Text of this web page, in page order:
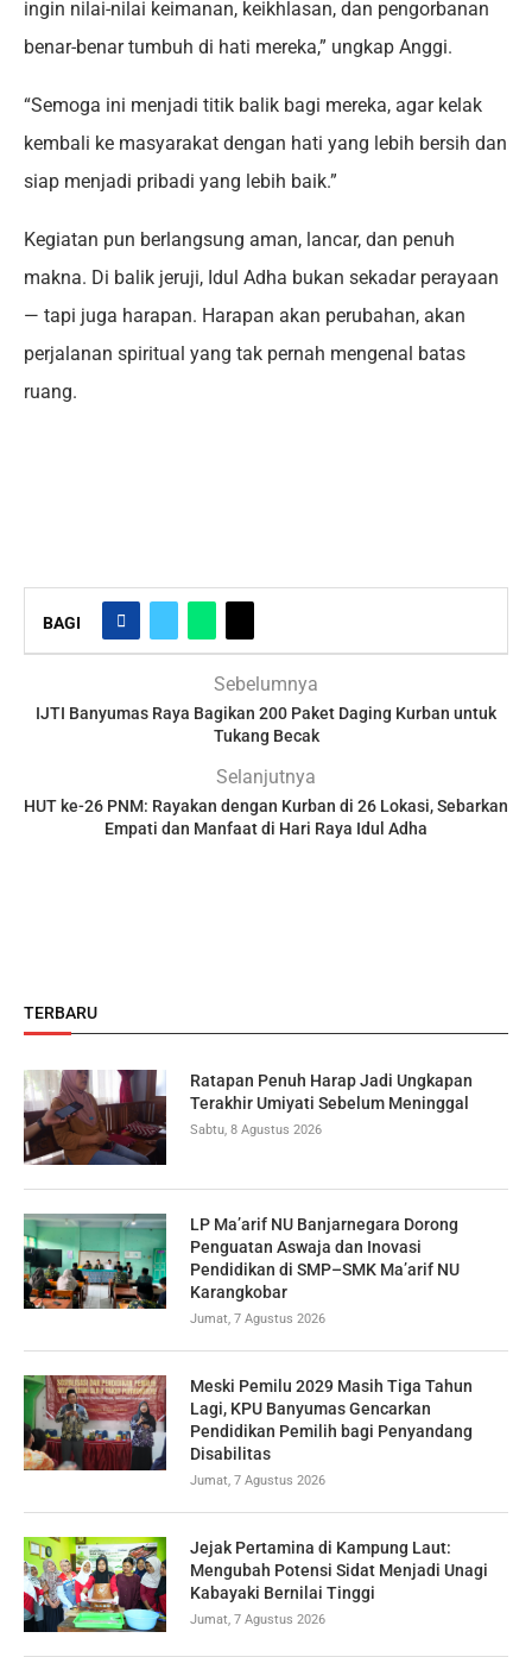
ingin nilai-nilai keimanan, keikhlasan, dan pengorbanan
benar-benar tumbuh di hati mereka,” ungkap Anggi.
“Semoga ini menjadi titik balik bagi mereka, agar kelak
kembali ke masyarakat dengan hati yang lebih bersih dan
siap menjadi pribadi yang lebih baik.”
Kegiatan pun berlangsung aman, lancar, dan penuh
makna. Di balik jeruji, Idul Adha bukan sekadar perayaan
— tapi juga harapan. Harapan akan perubahan, akan
perjalanan spiritual yang tak pernah mengenal batas
ruang.
BAGI
Sebelumnya
IJTI Banyumas Raya Bagikan 200 Paket Daging Kurban untuk
Tukang Becak
Selanjutnya
HUT ke-26 PNM: Rayakan dengan Kurban di 26 Lokasi, Sebarkan
Empati dan Manfaat di Hari Raya Idul Adha
TERBARU
Ratapan Penuh Harap Jadi Ungkapan
Terakhir Umiyati Sebelum Meninggal
Sabtu, 8 Agustus 2026
LP Ma’arif NU Banjarnegara Dorong
Penguatan Aswaja dan Inovasi
Pendidikan di SMP–SMK Ma’arif NU
Karangkobar
Jumat, 7 Agustus 2026
Meski Pemilu 2029 Masih Tiga Tahun
Lagi, KPU Banyumas Gencarkan
Pendidikan Pemilih bagi Penyandang
Disabilitas
Jumat, 7 Agustus 2026
Jejak Pertamina di Kampung Laut:
Mengubah Potensi Sidat Menjadi Unagi
Kabayaki Bernilai Tinggi
Jumat, 7 Agustus 2026